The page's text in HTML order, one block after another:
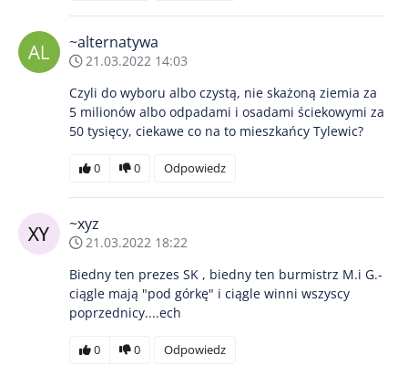
~alternatywa
21.03.2022 14:03
Czyli do wyboru albo czystą, nie skażoną ziemia za
5 milionów albo odpadami i osadami ściekowymi za
50 tysięcy, ciekawe co na to mieszkańcy Tylewic?
0 0 Odpowiedz
~xyz
21.03.2022 18:22
Biedny ten prezes SK , biedny ten burmistrz M.i G.-
ciągle mają "pod górkę" i ciągle winni wszyscy
poprzednicy....ech
0 0 Odpowiedz